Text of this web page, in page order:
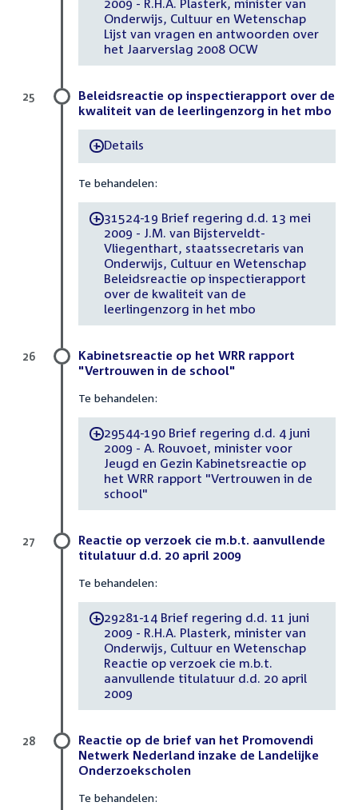
2009 - R.H.A. Plasterk, minister van
Onderwijs, Cultuur en Wetenschap
Lijst van vragen en antwoorden over
het Jaarverslag 2008 OCW
Beleidsreactie op inspectierapport over de
kwaliteit van de leerlingenzorg in het mbo
-Details
Te behandelen:
-31524-19 Brief regering d.d. 13 mei
2009 - J.M. van Bijsterveldt-
Vliegenthart, staatssecretaris van
Onderwijs, Cultuur en Wetenschap
Beleidsreactie op inspectierapport
over de kwaliteit van de
leerlingenzorg in het mbo
25
Kabinetsreactie op het WRR rapport
"Vertrouwen in de school"
Te behandelen:
-29544-190 Brief regering d.d. 4 juni
2009 - A. Rouvoet, minister voor
Jeugd en Gezin Kabinetsreactie op
het WRR rapport "Vertrouwen in de
school"
26
Reactie op verzoek cie m.b.t. aanvullende
titulatuur d.d. 20 april 2009
Te behandelen:
-29281-14 Brief regering d.d. 11 juni
2009 - R.H.A. Plasterk, minister van
Onderwijs, Cultuur en Wetenschap
Reactie op verzoek cie m.b.t.
aanvullende titulatuur d.d. 20 april
2009
27
Reactie op de brief van het Promovendi
Netwerk Nederland inzake de Landelijke
Onderzoekscholen
Te behandelen:
28